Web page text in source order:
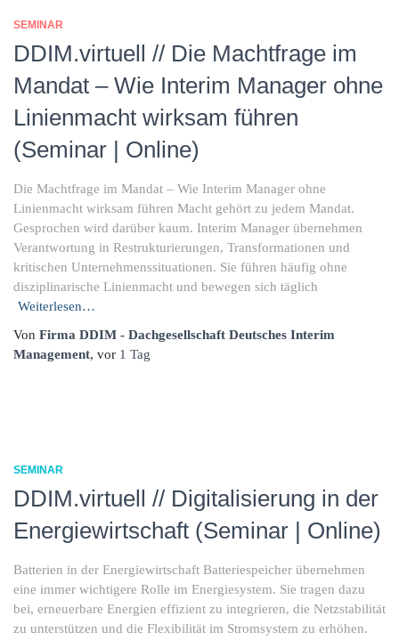
SEMINAR
DDIM.virtuell // Die Machtfrage im
Mandat – Wie Interim Manager ohne
Linienmacht wirksam führen
(Seminar | Online)
Die Machtfrage im Mandat – Wie Interim Manager ohne
Linienmacht wirksam führen Macht gehört zu jedem Mandat.
Gesprochen wird darüber kaum. Interim Manager übernehmen
Verantwortung in Restrukturierungen, Transformationen und
kritischen Unternehmenssituationen. Sie führen häufig ohne
disziplinarische Linienmacht und bewegen sich täglich
Weiterlesen…
Von Firma DDIM - Dachgesellschaft Deutsches Interim
Management, vor 1 Tag
SEMINAR
DDIM.virtuell // Digitalisierung in der
Energiewirtschaft (Seminar | Online)
Batterien in der Energiewirtschaft Batteriespeicher übernehmen
eine immer wichtigere Rolle im Energiesystem. Sie tragen dazu
bei, erneuerbare Energien effizient zu integrieren, die Netzstabilität
zu unterstützen und die Flexibilität im Stromsystem zu erhöhen.